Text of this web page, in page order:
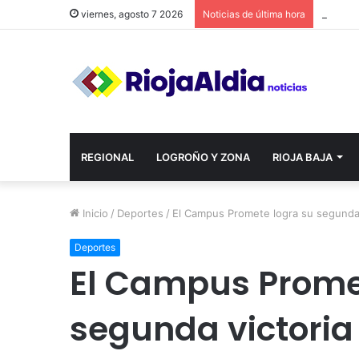
viernes, agosto 7 2026 Noticias de última hora
REGIONAL LOGROÑO Y ZONA RIOJA BAJA
Inicio / Deportes / El Campus Promete logra su
Deportes
El Campus
segunda